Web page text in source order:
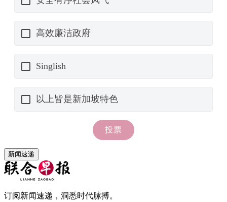
新闻速递
订阅新闻速递，洞悉时代脉搏。